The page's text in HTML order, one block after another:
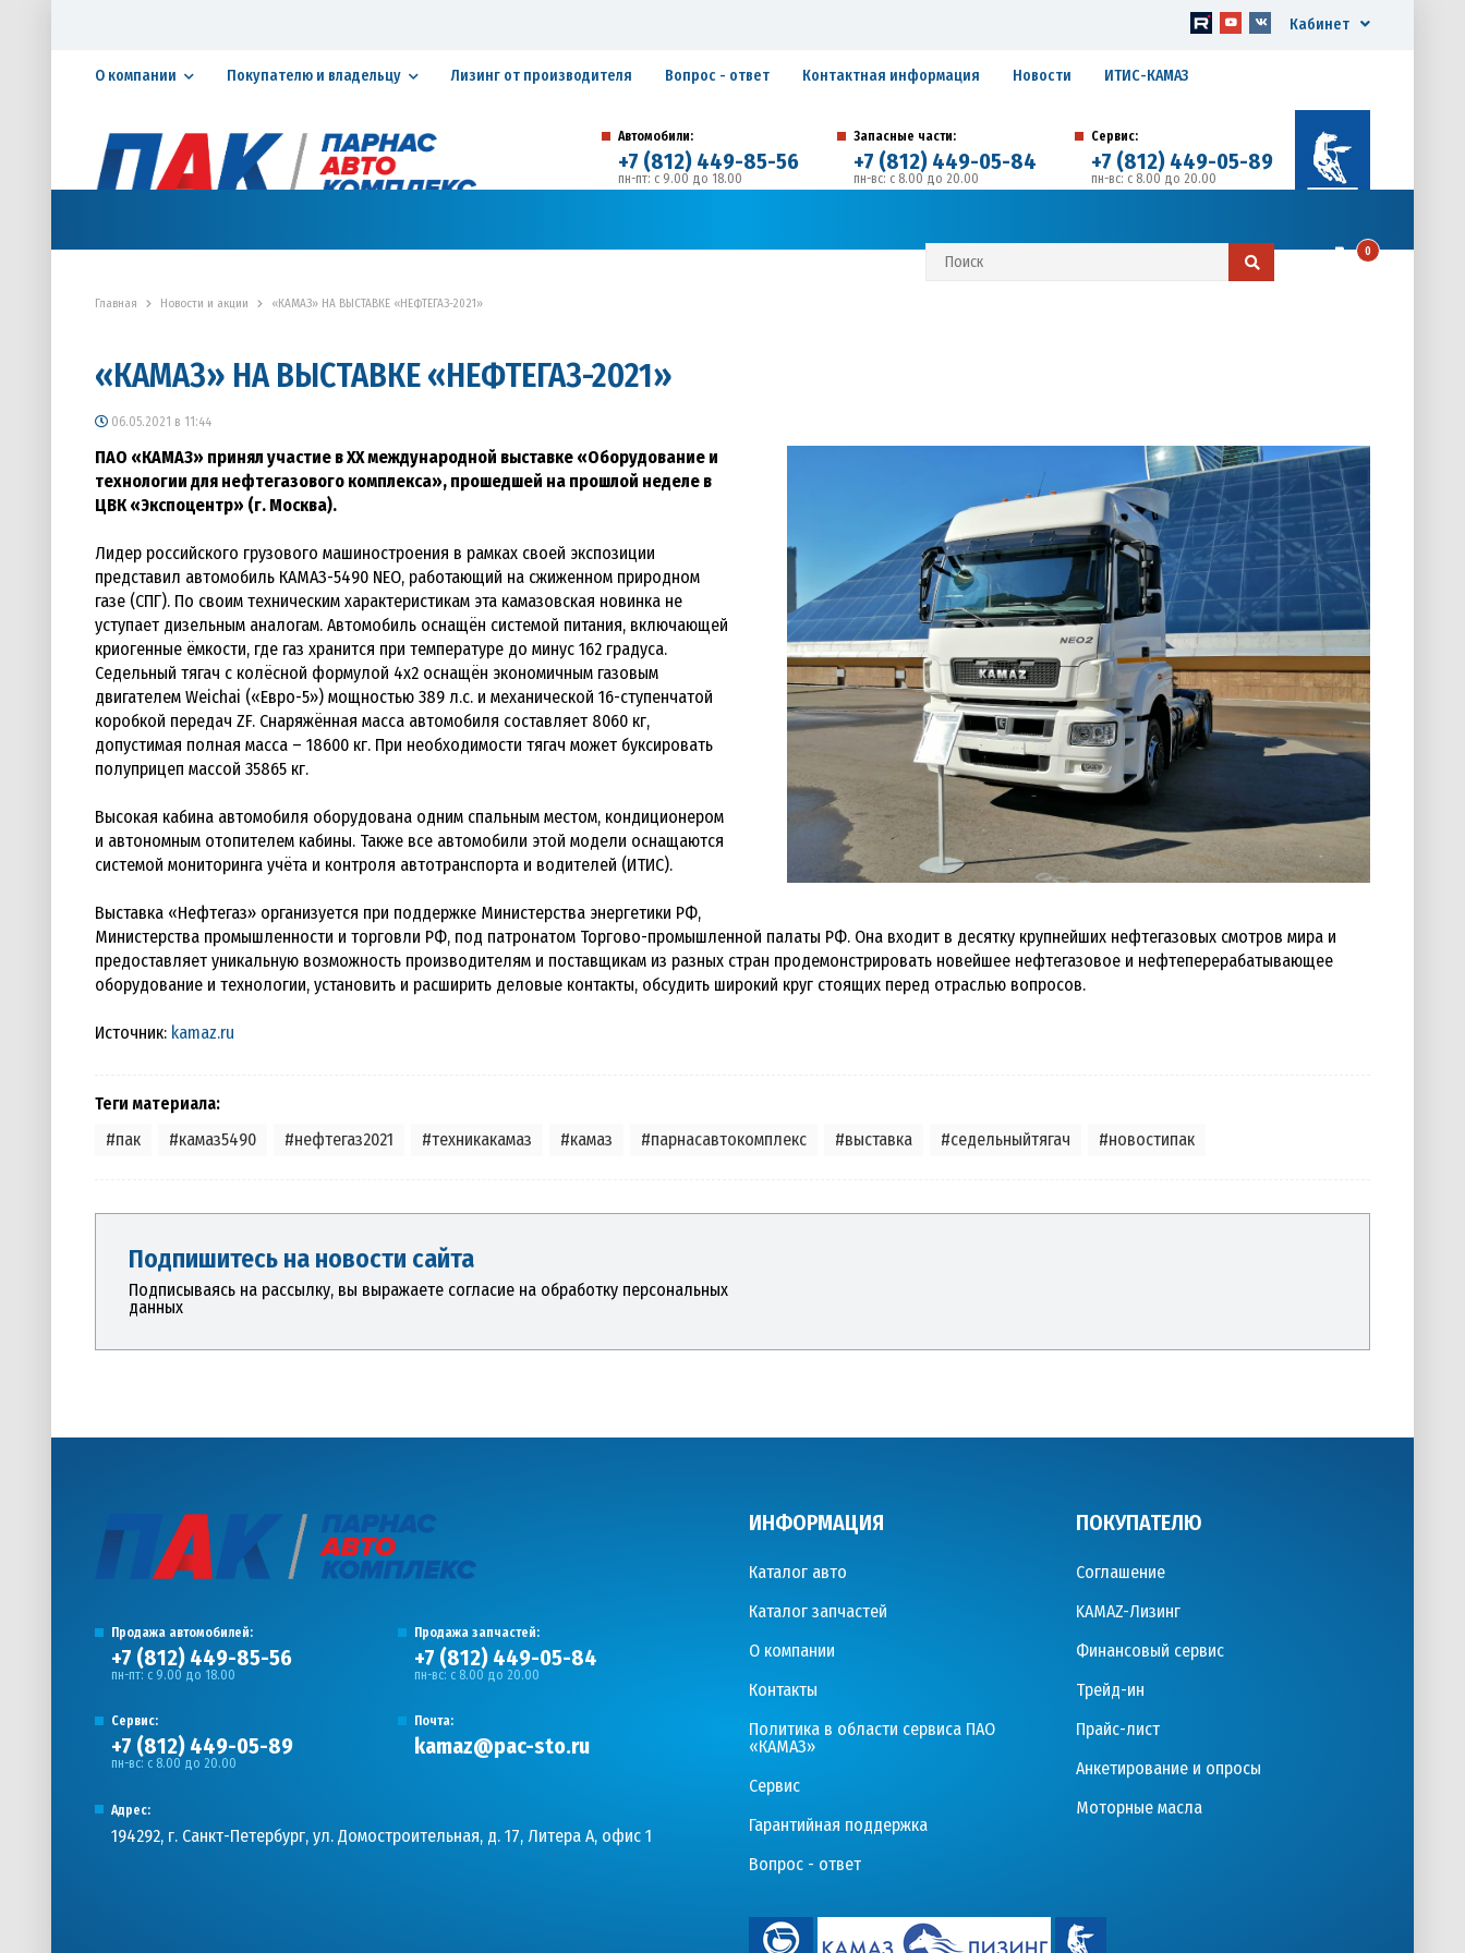
Кабинет
О компании Покупателю и владельцу Лизинг от производителя Вопрос - ответ Контактная информация Новости ИТИС-КАМАЗ
Автомобили:
+7 (812) 449-85-56
пн-пт: с 9.00 до 18.00
Запасные части:
+7 (812) 449-05-84
пн-вс: с 8.00 до 20.00
Сервис:
+7 (812) 449-05-89
пн-вс: с 8.00 до 20.00
0
Главная Новости и акции «КАМАЗ» НА ВЫСТАВКЕ «НЕФТЕГАЗ-2021»
«КАМАЗ» НА ВЫСТАВКЕ «НЕФТЕГАЗ-2021»
06.05.2021 в 11:44
ПАО «КАМАЗ» принял участие в XX международной выставке «Оборудование и
технологии для нефтегазового комплекса», прошедшей на прошлой неделе в
ЦВК «Экспоцентр» (г. Москва).
Лидер российского грузового машиностроения в рамках своей экспозиции
представил автомобиль КАМАЗ-5490 NEO, работающий на сжиженном природном
газе (СПГ). По своим техническим характеристикам эта камазовская новинка не
уступает дизельным аналогам. Автомобиль оснащён системой питания, включающей
криогенные ёмкости, где газ хранится при температуре до минус 162 градуса.
Седельный тягач с колёсной формулой 4х2 оснащён экономичным газовым
двигателем Weichai («Евро-5») мощностью 389 л.с. и механической 16-ступенчатой
коробкой передач ZF. Снаряжённая масса автомобиля составляет 8060 кг,
допустимая полная масса – 18600 кг. При необходимости тягач может буксировать
полуприцеп массой 35865 кг.
Высокая кабина автомобиля оборудована одним спальным местом, кондиционером
и автономным отопителем кабины. Также все автомобили этой модели оснащаются
системой мониторинга учёта и контроля автотранспорта и водителей (ИТИС).
Выставка «Нефтегаз» организуется при поддержке Министерства энергетики РФ,
Министерства промышленности и торговли РФ, под патронатом Торгово-промышленной палаты РФ. Она входит в десятку крупнейших нефтегазовых смотров мира и
предоставляет уникальную возможность производителям и поставщикам из разных стран продемонстрировать новейшее нефтегазовое и нефтеперерабатывающее
оборудование и технологии, установить и расширить деловые контакты, обсудить широкий круг стоящих перед отраслью вопросов.
Источник: kamaz.ru
Теги материала:
#пак
#камаз5490 #нефтегаз2021 #техникакамаз #камаз #парнасавтокомплекс #выставка #седельныйтягач #новостипак
Подпишитесь на новости сайта
Подписываясь на рассылку, вы выражаете согласие на обработку персональных
данных
Продажа автомобилей:
+7 (812) 449-85-56
пн-пт: с 9.00 до 18.00
Продажа запчастей:
+7 (812) 449-05-84
пн-вс: с 8.00 до 20.00
Сервис:
+7 (812) 449-05-89
пн-вс: с 8.00 до 20.00
Почта:
kamaz@pac-sto.ru
Адрес:
194292, г. Санкт-Петербург, ул. Домостроительная, д. 17, Литера А, офис 1
ИНФОРМАЦИЯ
Каталог авто
Каталог запчастей
О компании
Контакты
Политика в области сервиса ПАО
«КАМАЗ»
Сервис
Гарантийная поддержка
Вопрос - ответ
ПОКУПАТЕЛЮ
Соглашение
KAMAZ-Лизинг
Финансовый сервис
Трейд-ин
Прайс-лист
Анкетирование и опросы
Моторные масла